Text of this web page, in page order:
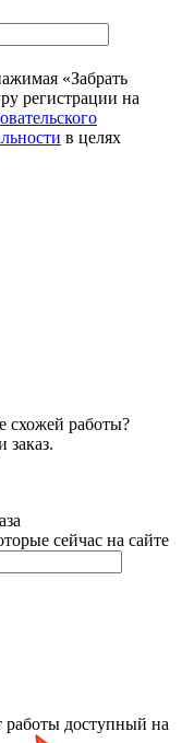
«Забрать
регистрации на
в целях
схожей работы?
заказ.
сейчас на сайте
доступный на